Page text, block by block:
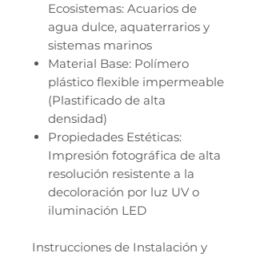
Ecosistemas: Acuarios de
agua dulce, aquaterrarios y
sistemas marinos
Material Base: Polímero
plástico flexible impermeable
(Plastificado de alta
densidad)
Propiedades Estéticas:
Impresión fotográfica de alta
resolución resistente a la
decoloración por luz UV o
iluminación LED
Instrucciones de Instalación y